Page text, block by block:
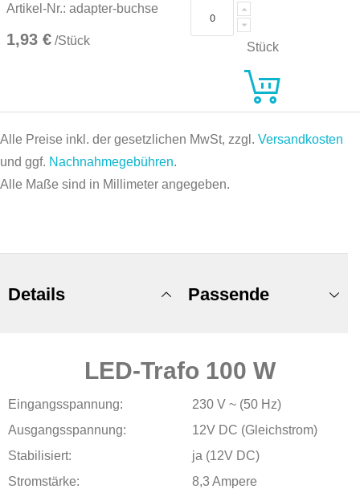
Artikel-Nr.: adapter-buchse
1,93 € /Stück Stück
Alle Preise inkl. der gesetzlichen MwSt, zzgl. Versandkosten
und ggf. Nachnahmegebühren.
Alle Maße sind in Millimeter angegeben.
Details
LED-Trafo 100 W
Eingangsspannung:
230 V ~ (50 Hz)
Ausgangsspannung:
12V DC (Gleichstrom)
Stabilisiert:
ja (12V DC)
Stromstärke:
8,3 Ampere
Passende
Produkte